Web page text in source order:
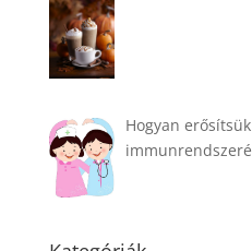
Hogyan